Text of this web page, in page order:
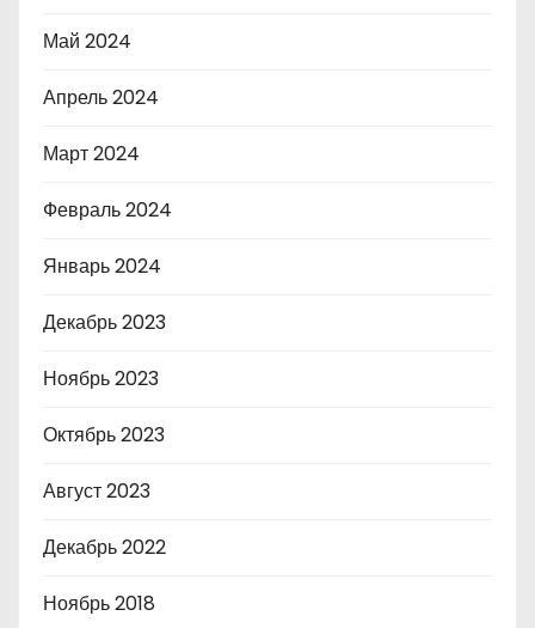
Май 2024
Апрель 2024
Март 2024
Февраль 2024
Январь 2024
Декабрь 2023
Ноябрь 2023
Октябрь 2023
Август 2023
Декабрь 2022
Ноябрь 2018